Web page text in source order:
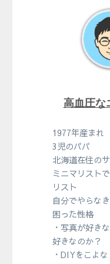
高血圧な
1977年産まれ
3児のパパ
北海道在住の
ミニマリスト
リスト
自分でやらな
困った性格
・写真が好き
好きなのか？
・DIYをこよ